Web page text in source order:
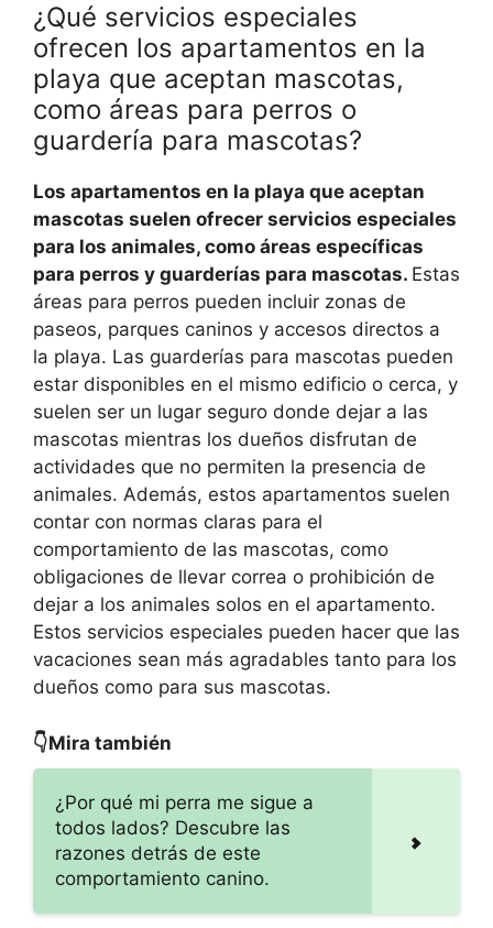
¿Qué servicios especiales
ofrecen los apartamentos en la
playa que aceptan mascotas,
como áreas para perros o
guardería para mascotas?
Los apartamentos en la playa que aceptan
mascotas suelen ofrecer servicios especiales
para los animales, como áreas específicas
para perros y guarderías para mascotas. Estas
áreas para perros pueden incluir zonas de
paseos, parques caninos y accesos directos a
la playa. Las guarderías para mascotas pueden
estar disponibles en el mismo edificio o cerca, y
suelen ser un lugar seguro donde dejar a las
mascotas mientras los dueños disfrutan de
actividades que no permiten la presencia de
animales. Además, estos apartamentos suelen
contar con normas claras para el
comportamiento de las mascotas, como
obligaciones de llevar correa o prohibición de
dejar a los animales solos en el apartamento.
Estos servicios especiales pueden hacer que las
vacaciones sean más agradables tanto para los
dueños como para sus mascotas.
👇Mira también
¿Por qué mi perra me sigue a
todos lados? Descubre las
razones detrás de este
comportamiento canino.